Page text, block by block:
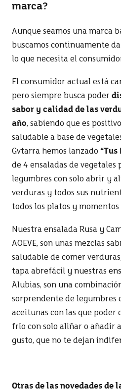
marca?
Aunque seamos una marca
buscamos continuamente
lo que necesita el
El consumidor actual está
pero siempre busca poder
sabor y calidad de las
año, sabiendo que es
saludable a base de
Gvtarra hemos lanzado “Tus
de 4 ensaladas de vegetales
legumbres con solo abrir y
verduras y todos sus
todos los platos y
Nuestra ensalada Rusa y
AOEVE, son unas mezclas
saludable de comer
tapa abrefácil y nuestras
Alubias, son una
sorprendente de legumbres
aceitunas con las que poder
frío con solo aliñar o añadir
gusto, que no te dejan
Otras de las novedades de